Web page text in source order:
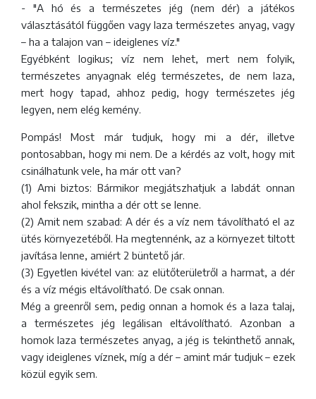
- "A hó és a természetes jég (nem dér) a játékos
választásától függően vagy laza természetes anyag, vagy
– ha a talajon van – ideiglenes víz."
Egyébként logikus; víz nem lehet, mert nem folyik,
természetes anyagnak elég természetes, de nem laza,
mert hogy tapad, ahhoz pedig, hogy természetes jég
legyen, nem elég kemény.
Pompás! Most már tudjuk, hogy mi a dér, illetve
pontosabban, hogy mi nem. De a kérdés az volt, hogy mit
csinálhatunk vele, ha már ott van?
(1) Ami biztos: Bármikor megjátszhatjuk a labdát onnan
ahol fekszik, mintha a dér ott se lenne.
(2) Amit nem szabad: A dér és a víz nem távolítható el az
ütés környezetéből. Ha megtennénk, az a környezet tiltott
javítása lenne, amiért 2 büntető jár.
(3) Egyetlen kivétel van: az elütőterületről a harmat, a dér
és a víz mégis eltávolítható. De csak onnan.
Még a greenről sem, pedig onnan a homok és a laza talaj,
a természetes jég legálisan eltávolítható. Azonban a
homok laza természetes anyag, a jég is tekinthető annak,
vagy ideiglenes víznek, míg a dér – amint már tudjuk – ezek
közül egyik sem.